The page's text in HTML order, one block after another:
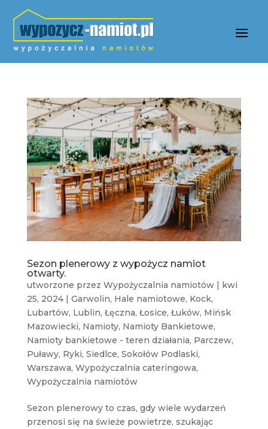
Sezon plenerowy z wypożycz namiot
otwarty.
utworzone przez Wypożyczalnia namiotów| kwi
25, 2024| Garwolin, Hale namiotowe, Kock,
Lubartów, Lublin, Łęczna, Łosice, Łuków, Mińsk
Mazowiecki, Namioty, Namioty Bankietowe,
Namioty bankietowe - teren działania, Parczew,
Puławy, Ryki, Siedlce, Sokołów Podlaski,
Warszawa, Wypożyczalnia cateringowa,
Wypożyczalnia namiotów
Sezon plenerowy to czas, gdy wiele wydarzeń
przenosi się na świeże powietrze, szukając